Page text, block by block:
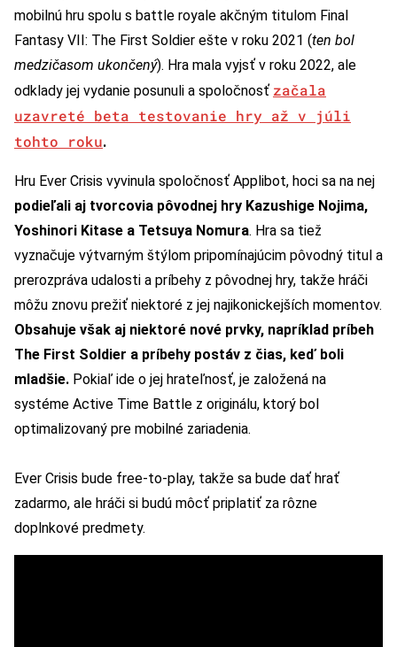
mobilnú hru spolu s battle royale akčným titulom Final
Fantasy VII: The First Soldier ešte v roku 2021 (ten bol
medzičasom ukončený). Hra mala vyjsť v roku 2022, ale
odklady jej vydanie posunuli a spoločnosť začala
uzavreté beta testovanie hry až v júli
tohto roku.
Hru Ever Crisis vyvinula spoločnosť Applibot, hoci sa na nej
podieľali aj tvorcovia pôvodnej hry Kazushige Nojima,
Yoshinori Kitase a Tetsuya Nomura. Hra sa tiež
vyznačuje výtvarným štýlom pripomínajúcim pôvodný titul a
prerozpráva udalosti a príbehy z pôvodnej hry, takže hráči
môžu znovu prežiť niektoré z jej najikonickejších momentov.
Obsahuje však aj niektoré nové prvky, napríklad príbeh
The First Soldier a príbehy postáv z čias, keď boli
mladšie. Pokiaľ ide o jej hrateľnosť, je založená na
systéme Active Time Battle z originálu, ktorý bol
optimalizovaný pre mobilné zariadenia.
Ever Crisis bude free-to-play, takže sa bude dať hrať
zadarmo, ale hráči si budú môcť priplatiť za rôzne
doplnkové predmety.